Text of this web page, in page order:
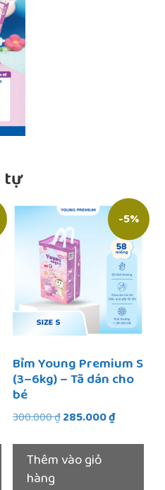
tự
-5%
Bỉm Young Premium S
(3–6kg) – Tã dán cho
bé
300.000₫Giá
là:
300.000 ₫.
285.000₫Giá
tại
Thêm vào giỏ
hàng